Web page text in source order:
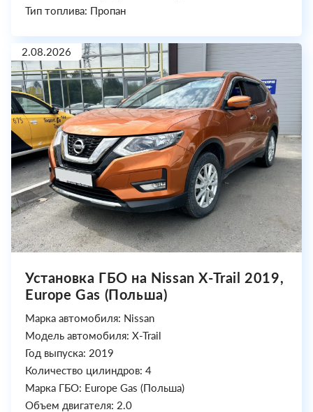
Тип топлива: Пропан
2.08.2026
Установка ГБО на Nissan X-Trail 2019,
Europe Gas (Польша)
Марка автомобиля: Nissan
Модель автомобиля: X-Trail
Год выпуска: 2019
Количество цилиндров: 4
Марка ГБО: Europe Gas (Польша)
Объем двигателя: 2.0